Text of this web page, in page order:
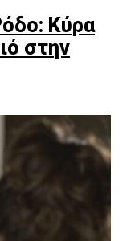
Κύρα
στην